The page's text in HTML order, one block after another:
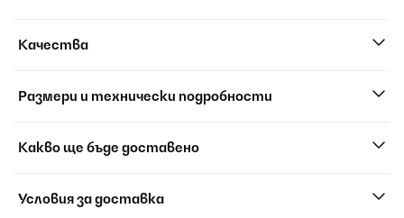
Качества
Размери и технически подробности
Какво ще бъде доставено
Условия за доставка